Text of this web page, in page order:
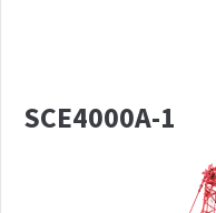
SCE4000A-1